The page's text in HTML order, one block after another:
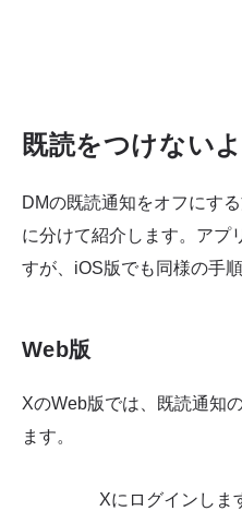
既読をつけない
DMの既読通知をオフにす
に分けて紹介します。アプ
すが、iOS版でも同様の手
Web版
XのWeb版では、既読通知
ます。
Xにログインしま